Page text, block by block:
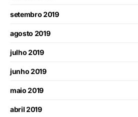
setembro 2019
agosto 2019
julho 2019
junho 2019
maio 2019
abril 2019